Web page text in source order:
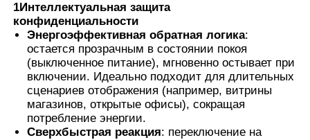
Фильм PNLC
Многослойное стекло PVB межслой
Термохромная PVB пленка
1Интеллектуальная защита
конфиденциальности
Энергоэффективная обратная логика:
остается прозрачным в состоянии покоя
(выключенное питание), мгновенно остывает при
включении. Идеально подходит для длительных
сценариев отображения (например, витрины
магазинов, открытые офисы), сокращая
потребление энергии.
Сверхбыстрая реакция: переключение на